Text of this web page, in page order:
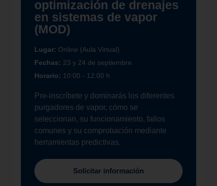
optimización de drenajes
en sistemas de vapor
(MOD)
Lugar: Online (Aula Virtual)
Fechas: 23 y 24 de septiembre
Horario: 10:00 - 12:00 h
Pre-inscríbete y dominarás los diferentes
purgadores de vapor, cómo se
seleccionan, su funcionamiento, fallos
comunes y su comprobación mediante
herramientas predictivas.
Solicitar información